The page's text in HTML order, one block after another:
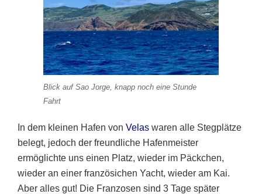
Blick auf Sao Jorge, knapp noch eine Stunde
Fahrt
In dem kleinen Hafen von Velas waren alle Stegplätze
belegt, jedoch der freundliche Hafenmeister
ermöglichte uns einen Platz, wieder im Päckchen,
wieder an einer französichen Yacht, wieder am Kai.
Aber alles gut! Die Franzosen sind 3 Tage später